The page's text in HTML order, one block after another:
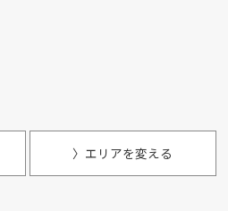
〉エリアを変える